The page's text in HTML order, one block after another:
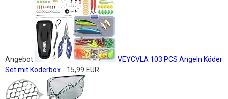
Angebot
VEYCVLA 103 PCS Angeln Köder
Set mit Köderbox...
15,99 EUR